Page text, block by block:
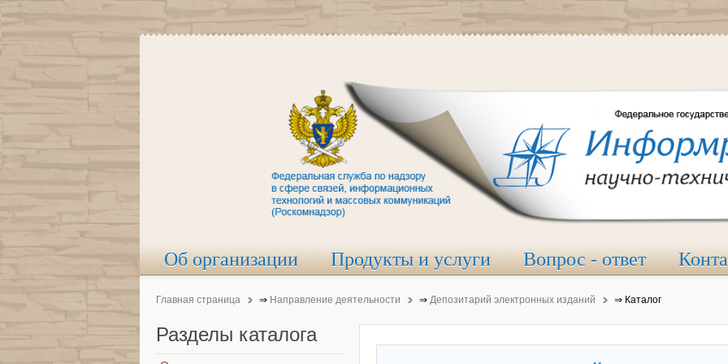
Об организации Продукты и услуги Вопрос - ответ
Главная страница ⇒ Направление деятельности ⇒ Депозитарий электронных изданий ⇒ Каталог
Разделы каталога